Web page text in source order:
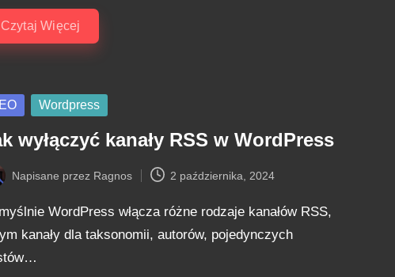
Czytaj Więcej
Wordpress
wyłączyć kanały RSS w WordPress
Napisane przez Ragnos 2 października, 2024
WordPress włącza różne rodzaje kanałów RSS,
kanały dla taksonomii, autorów, pojedynczych